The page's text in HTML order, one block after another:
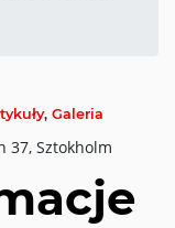
, Galeria
37, Sztokholm